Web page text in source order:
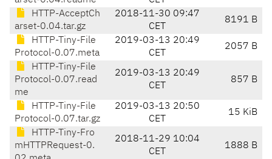
HTTP-AcceptCh
arset-0.04.tar.gz
2018-11-30 09:47
CET
8191 B
HTTP-Tiny-File
Protocol-0.07.meta
2019-03-13 20:49
CET
2057 B
HTTP-Tiny-File
Protocol-0.07.read
me
2019-03-13 20:49
CET
857 B
HTTP-Tiny-File
Protocol-0.07.tar.gz
2019-03-13 20:50
CET
15 KiB
HTTP-Tiny-Fro
mHTTPRequest-0.
2018-11-29 10:04
CET
1888 B